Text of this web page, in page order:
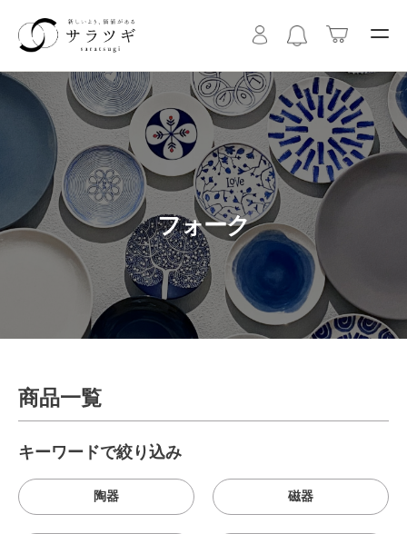
フォーク
商品一覧
キーワードで絞り込み
陶器 磁器